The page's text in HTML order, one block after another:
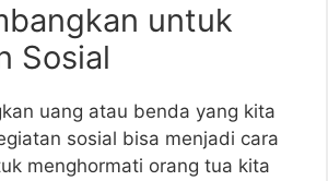
untuk
Sosial
uang atau benda yang kita
sosial bisa menjadi cara
menghormati orang tua kita